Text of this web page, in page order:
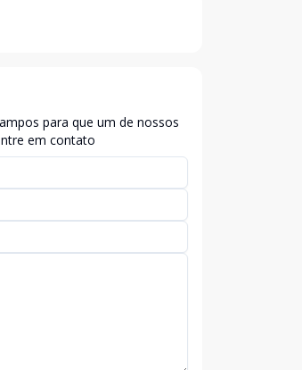
para que um de nossos
em contato